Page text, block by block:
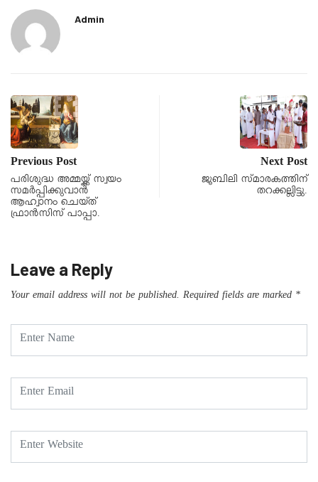
Admin
Previous Post
പരിശുദ്ധ അമ്മയ്ക്ക് സ്വയം
സമർപ്പിക്കുവാൻ
ആഹ്വാനം ചെയ്ത്
ഫ്രാൻസിസ് പാപ്പാ.
Next Post
ജൂബിലി സ്മാരകത്തിന്
തറക്കല്ലിട്ടു.
Leave a Reply
Your email address will not be published. Required fields are marked *